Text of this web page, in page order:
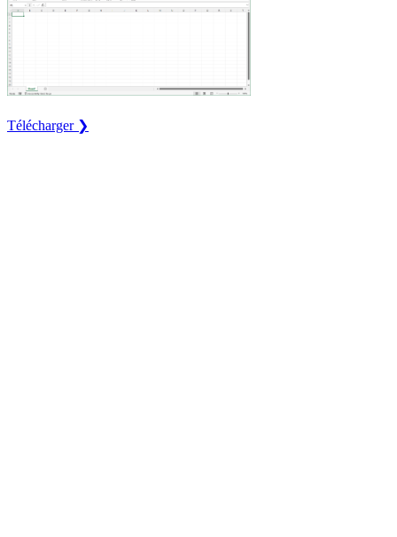
Télécharger ❯